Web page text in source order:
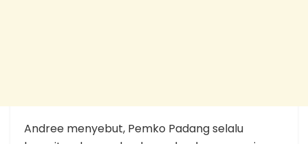
Andree menyebut, Pemko Padang selalu